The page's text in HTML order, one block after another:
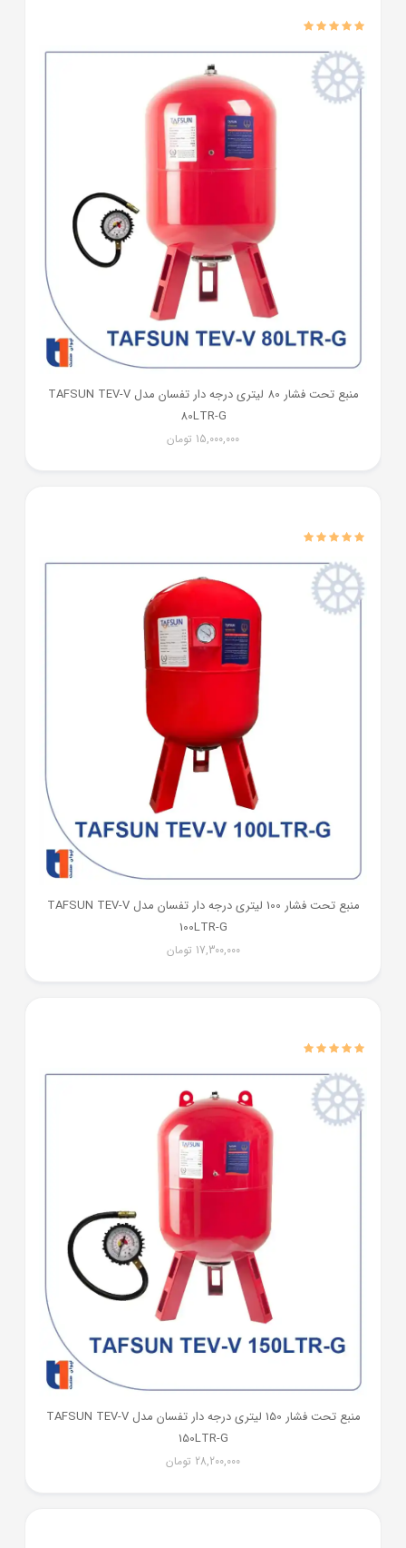
منبع تحت فشار 80 لیتری درجه دار تفسان مدل TAFSUN TEV-V
80LTR-G
15,000,000 تومان
منبع تحت فشار 100 لیتری درجه دار تفسان مدل TAFSUN TEV-V
100LTR-G
17,300,000 تومان
منبع تحت فشار 150 لیتری درجه دار تفسان مدل TAFSUN TEV-V
150LTR-G
28,200,000 تومان